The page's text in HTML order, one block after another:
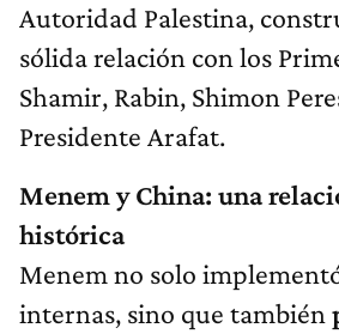
Autoridad Palestina,
sólida relación con los
Shamir, Rabin, Shimon
Presidente Arafat.
Menem y China: una
histórica
Menem no solo
internas, sino que también